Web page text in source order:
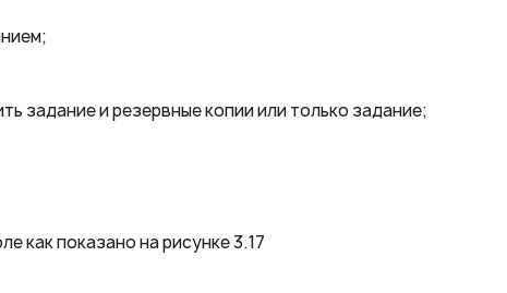
задание и резервные копии или только задание;
как показано на рисунке 3.17